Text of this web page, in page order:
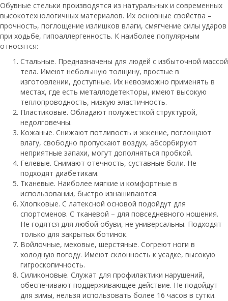
Обувные стельки производятся из натуральных и современных
высокотехнологичных материалов. Их основные свойства –
прочность, поглощение излишков влаги, смягчение силы ударов
при ходьбе, гипоаллергенность. К наиболее популярным
относятся:
Стальные. Предназначены для людей с избыточной массой
тела. Имеют небольшую толщину, простые в
изготовлении, доступные. Их невозможно применять в
местах, где есть металлодетекторы, имеют высокую
теплопроводность, низкую эластичность.
Пластиковые. Обладают полужесткой структурой,
недолговечны.
Кожаные. Снижают потливость и жжение, поглощают
влагу, свободно пропускают воздух, абсорбируют
неприятные запахи, могут дополняться пробкой.
Гелевые. Снимают отечность, суставные боли. Не
подходят диабетикам.
Тканевые. Наиболее мягкие и комфортные в
использовании, быстро изнашиваются.
Хлопковые. С латексной основой подойдут для
спортсменов. С тканевой – для повседневного ношения.
Не годятся для любой обуви, не универсальны. Подходят
только для закрытых ботинок.
Войлочные, меховые, шерстяные. Согреют ноги в
холодную погоду. Имеют склонность к усадке, высокую
гигроскопичность.
Силиконовые. Служат для профилактики нарушений,
обеспечивают поддерживающее действие. Не подойдут
для зимы, нельзя использовать более 16 часов в сутки.